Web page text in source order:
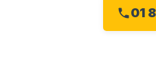
01